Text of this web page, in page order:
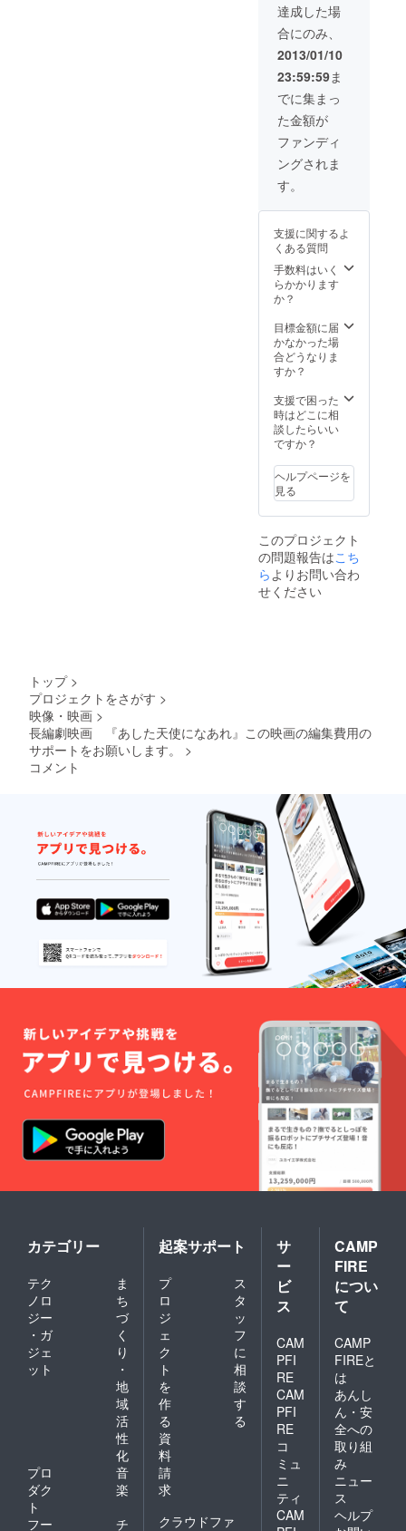
達成した場
合にのみ、
2013/01/10
23:59:59ま
でに集まっ
た金額が
ファンディ
ングされま
す。
支援に関するよ
くある質問
手数料はいく
らかかります
か？
目標金額に届
かなかった場
合どうなりま
すか？
支援で困った
時はどこに相
談したらいい
ですか？
ヘルプページを
見る
このプロジェクト
の問題報告はこち
らよりお問い合わ
せください
トップ >
プロジェクトをさがす >
映像・映画 >
長編劇映画 『あした天使になあれ』この映画の編集費用の
サポートをお願いします。
>
コメント
カテゴリー
テク
ノロ
ジー
・ガ
ジェ
ット
ま
ち
づ
く
り
・
地
域
活
性
化
プロ
ダク
ト
音
楽
フー
チ
起案サポート
プ
ロ
ジ
ェ
ク
ト
を
作
る
ス
タ
ッ
フ
に
相
談
す
る
資
料
請
求
クラウドファ
サ
ー
ビ
ス
CAM
PFI
RE
CAM
PFI
RE
コ
ミュ
ニ
ティ
CAM
CAMP
FIRE
につい
て
CAMP
FIREと
は
あんし
ん・安
全への
取り組
み
ニュー
ス
ヘルプ